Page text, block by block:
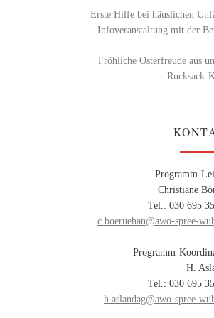
Erste Hilfe bei häuslichen
Infoveranstaltung mit der
Fröhliche Osterfreude aus
Rucksack-
Programm-
Christiane
Tel.: 030 695
c.boeruehan@awo-spree-
Programm-
H.
Tel.: 030 695
h.aslandag@awo-spree-